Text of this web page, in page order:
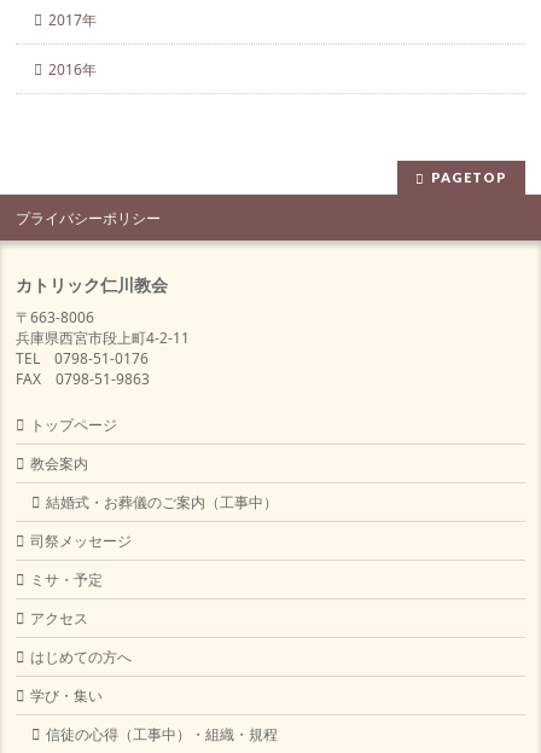
2017年
2016年
PAGETOP
プライバシーポリシー
カトリック仁川教会
〒663-8006
兵庫県西宮市段上町4-2-11
TEL 0798-51-0176
FAX 0798-51-9863
トップページ
教会案内
結婚式・お葬儀のご案内（工事中）
司祭メッセージ
ミサ・予定
アクセス
はじめての方へ
学び・集い
信徒の心得（工事中）・組織・規程